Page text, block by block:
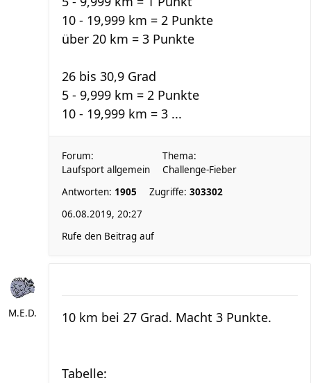
10 - 19,999 km = 2 Punkte
über 20 km = 3 Punkte
26 bis 30,9 Grad
5 - 9,999 km = 2 Punkte
10 - 19,999 km = 3 ...
Forum:
Laufsport allgemein
Thema:
Challenge-Fieber
Antworten: 1905 Zugriffe: 303302
06.08.2019, 20:27
Rufe den Beitrag auf
M.E.D. 10 km bei 27 Grad. Macht 3 Punkte.
Tabelle: